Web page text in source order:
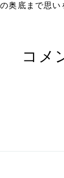
奥底まで思い
コメ